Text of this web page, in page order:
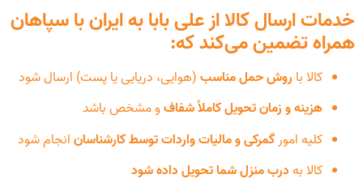
خدمات ارسال کالا از علی بابا به ایران با سپاهان
همراه تضمین می‌کند که:
کالا با روش حمل مناسب(هوایی، دریایی یا پست) ارسال شود
هزینه و زمان تحویل کاملاً شفافو مشخص باشد
کلیه امورگمرکی و مالیات واردات توسط کارشناسانانجام شود
کالا بهدرب منزل شما تحویل داده شود